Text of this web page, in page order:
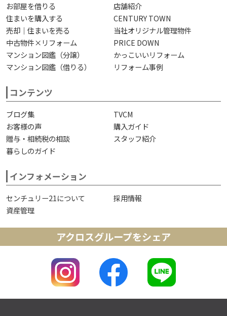
お部屋を借りる
店舗紹介
住まいを購入する
CENTURY TOWN
売却｜住まいを売る
当社オリジナル管理物件
中古物件×リフォーム
PRICE DOWN
マンション図鑑（分譲）
かっこいいリフォーム
マンション図鑑（借りる）
リフォーム事例
コンテンツ
ブログ集
TVCM
お客様の声
購入ガイド
贈与・相続税の相談
スタッフ紹介
暮らしのガイド
インフォメーション
センチュリー21について
採用情報
資産管理
アクロスグループをシェア